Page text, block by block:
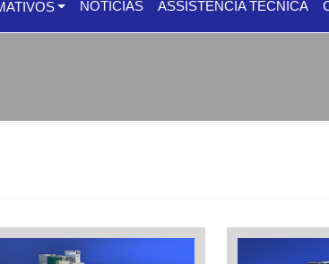
NOTÍCIAS ASSISTÊNCIA TÉCNICA